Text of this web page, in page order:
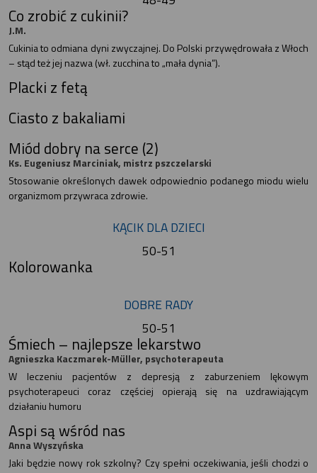
Co zrobić z cukinii?
J.M.
Cukinia to odmiana dyni zwyczajnej. Do Polski przywędrowała z Włoch
– stąd też jej nazwa (wł. zucchina to „mała dynia”).
Placki z fetą
Ciasto z bakaliami
Miód dobry na serce (2)
Ks. Eugeniusz Marciniak, mistrz pszczelarski
Stosowanie określonych dawek odpowiednio podanego miodu wielu
organizmom przywraca zdrowie.
KĄCIK DLA DZIECI
50-51
Kolorowanka
DOBRE RADY
50-51
Śmiech – najlepsze lekarstwo
Agnieszka Kaczmarek-Müller, psychoterapeuta
W leczeniu pacjentów z depresją z zaburzeniem lękowym
psychoterapeuci coraz częściej opierają się na uzdrawiającym
działaniu humoru
Aspi są wśród nas
Anna Wyszyńska
Jaki będzie nowy rok szkolny? Czy spełni oczekiwania, jeśli chodzi o